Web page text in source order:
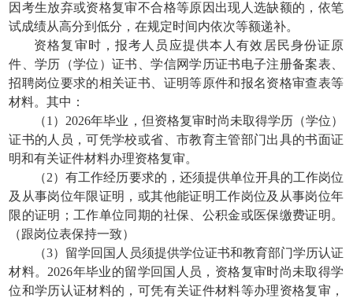
因考生放弃或资格复审不合格等原因出现人选缺额的，依笔
试成绩从高分到低分，在规定时间内依次等额递补。
资格复审时，报考人员应提供本人有效居民身份证原
件、学历（学位）证书、学信网学历证书电子注册备案表、
招聘岗位要求的相关证书、证明等原件和报名资格审查表等
材料。其中：
（1）2026年毕业，但资格复审时尚未取得学历（学位）
证书的人员，可凭学校或省、市教育主管部门出具的书面证
明和有关证件材料办理资格复审。
（2）有工作经历要求的，还须提供单位开具的工作岗位
及从事岗位年限证明，或其他能证明工作岗位及从事岗位年
限的证明；工作单位同期的社保、公积金或医保缴费证明。
（跟岗位表保持一致）
（3）留学回国人员须提供学位证书和教育部门学历认证
材料。2026年毕业的留学回国人员，资格复审时尚未取得学
位和学历认证材料的，可凭有关证件材料等办理资格复审，